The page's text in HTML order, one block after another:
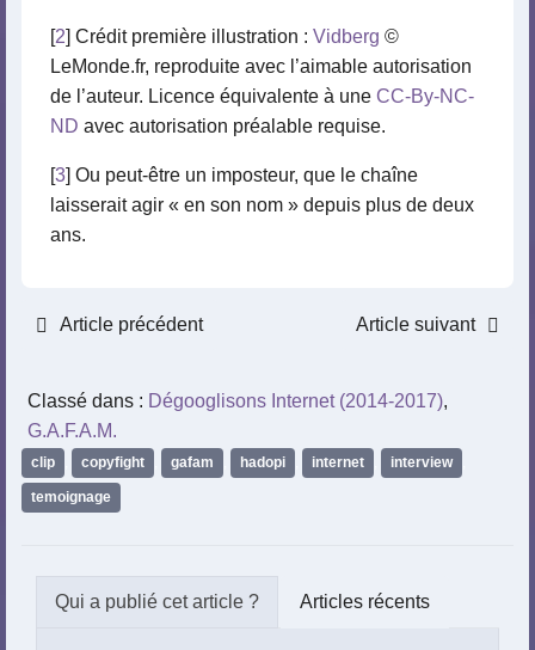
[2] Crédit première illustration : Vidberg ©
LeMonde.fr, reproduite avec l’aimable autorisation
de l’auteur. Licence équivalente à une CC-By-NC-
ND avec autorisation préalable requise.
[3] Ou peut-être un imposteur, que le chaîne
laisserait agir « en son nom » depuis plus de deux
ans.
Article précédent Article suivant
Classé dans : Dégooglisons Internet (2014-2017),
G.A.F.A.M.
clip copyfight gafam hadopi internet interview
temoignage
Articles récents